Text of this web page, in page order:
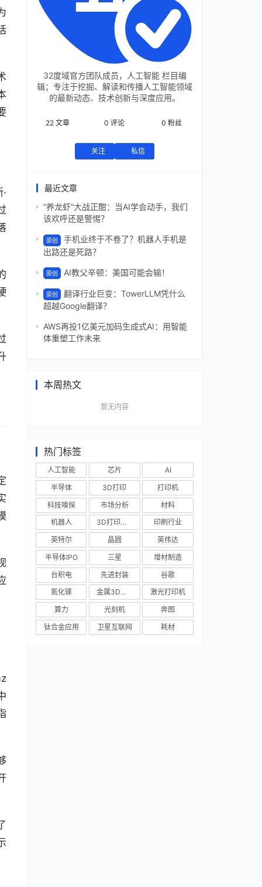
32度域官方团队成员，人工智能 栏目编
辑；专注于挖掘、解读和传播人工智能领域
的最新动态、技术创新与深度应用。
22 文章 0 评论 0 粉丝
关注 私信
最近文章
“养龙虾”大战正酣：当AI学会动手，我们
该欢呼还是警惕？
原创
手机业终于不卷了？机器人手机是
出路还是死路？
原创 AI教父辛顿：美国可能会输！
原创
翻译行业巨变：TowerLLM凭什么
超越Google翻译？
AWS再投1亿美元加码生成式AI：用智能
体重塑工作未来
本周热文
暂无内容
热门标签
人工智能 芯片
AI
半导体
3D打印
打印机
科技嗅探
市场分析
材料
机器人
3D打印技术
印刷行业
英特尔
晶圆
英伟达
半导体IPO
三星
增材制造
台积电
先进封装
谷歌
氮化镓
金属3D打印
激光打印机
算力
光刻机
奔图
钛合金应用
卫星互联网 耗材